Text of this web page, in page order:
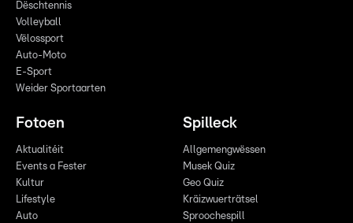
Dëschtennis
Volleyball
Vëlossport
Auto-Moto
E-Sport
Weider Sportaarten
Fotoen
Aktualitéit
Events a Fester
Kultur
Lifestyle
Auto
Spilleck
Allgemengwëssen
Musek Quiz
Geo Quiz
Kräizwuerträtsel
Sproochespill